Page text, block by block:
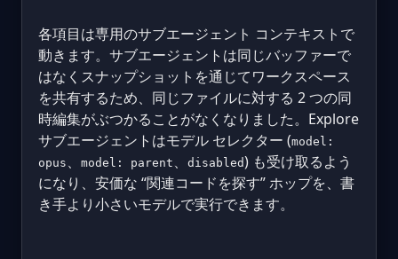
各項目は専用のサブエージェント コンテキストで
動きます。サブエージェントは同じバッファーで
はなくスナップショットを通じてワークスペース
を共有するため、同じファイルに対する 2 つの同
時編集がぶつかることがなくなりました。Explore
サブエージェントはモデル セレクター (model:
opus 、 model: parent 、 disabled) も受け取るよう
になり、安価な “関連コードを探す” ホップを、書
き手より小さいモデルで実行できます。